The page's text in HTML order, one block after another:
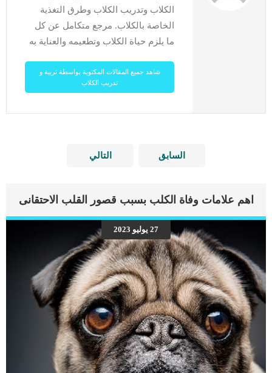
الكلاب وتدريب الكلاب وطرق التغذية
الخاصة بالكلاب. مرجع متكامل عن كل
ما يلزم حياة الكلاب وتطعيمه والعناية به
شاهد جميع المقالات المكتوبة بواسطة تربية و
تدريب الكلاب
السابق التالي
اهم علامات وفاة الكلب بسبب قصور القلب الاحتقانى
27 يوليو 2023